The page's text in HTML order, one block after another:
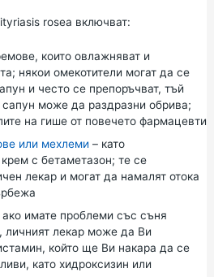
rosea включват:
които овлажняват и
някои омекотители могат да се
и често се препоръчват, тъй
сапун може да раздразни обрива;
на гише от повечето фармацевти
или мехлеми – като
с бетаметазон; те се
лекар и могат да намалят отока
ако имате проблеми със съня
личният лекар може да Ви
който ще Ви накара да се
като хидроксизин или